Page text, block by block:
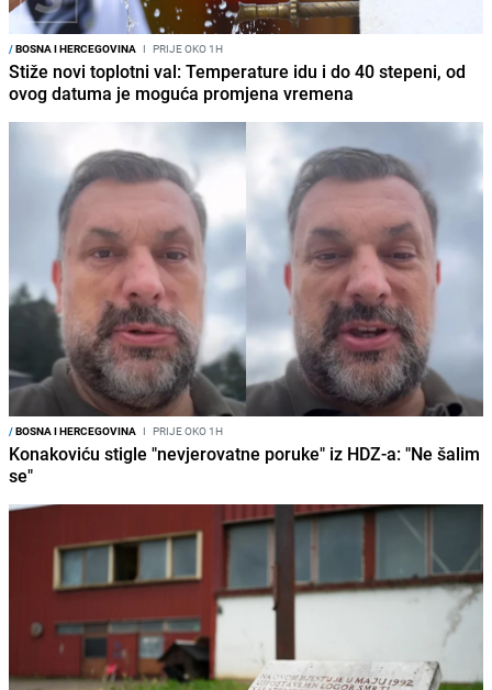
/BOSNA I HERCEGOVINA I PRIJE OKO 1H
Stiže novi toplotni val: Temperature idu i do 40 stepeni, od
ovog datuma je moguća promjena vremena
/BOSNA I HERCEGOVINA I PRIJE OKO 1H
Konakoviću stigle "nevjerovatne poruke" iz HDZ-a: "Ne šalim
se"